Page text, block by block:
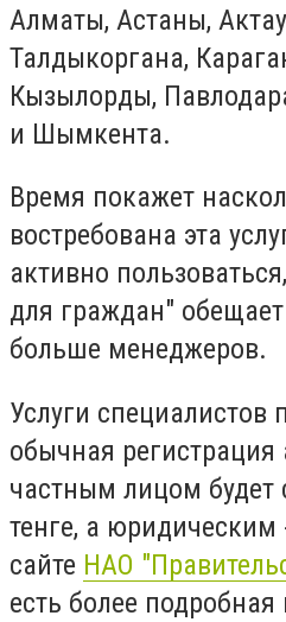
Алматы, Астаны,
Талдыкоргана,
Кызылорды,
и Шымкента.
Время покажет
востребована эта
активно
для граждан"
больше менеджеров.
Услуги
обычная регистрация
частным лицом будет
тенге, а юридическим
сайте НАО
есть более